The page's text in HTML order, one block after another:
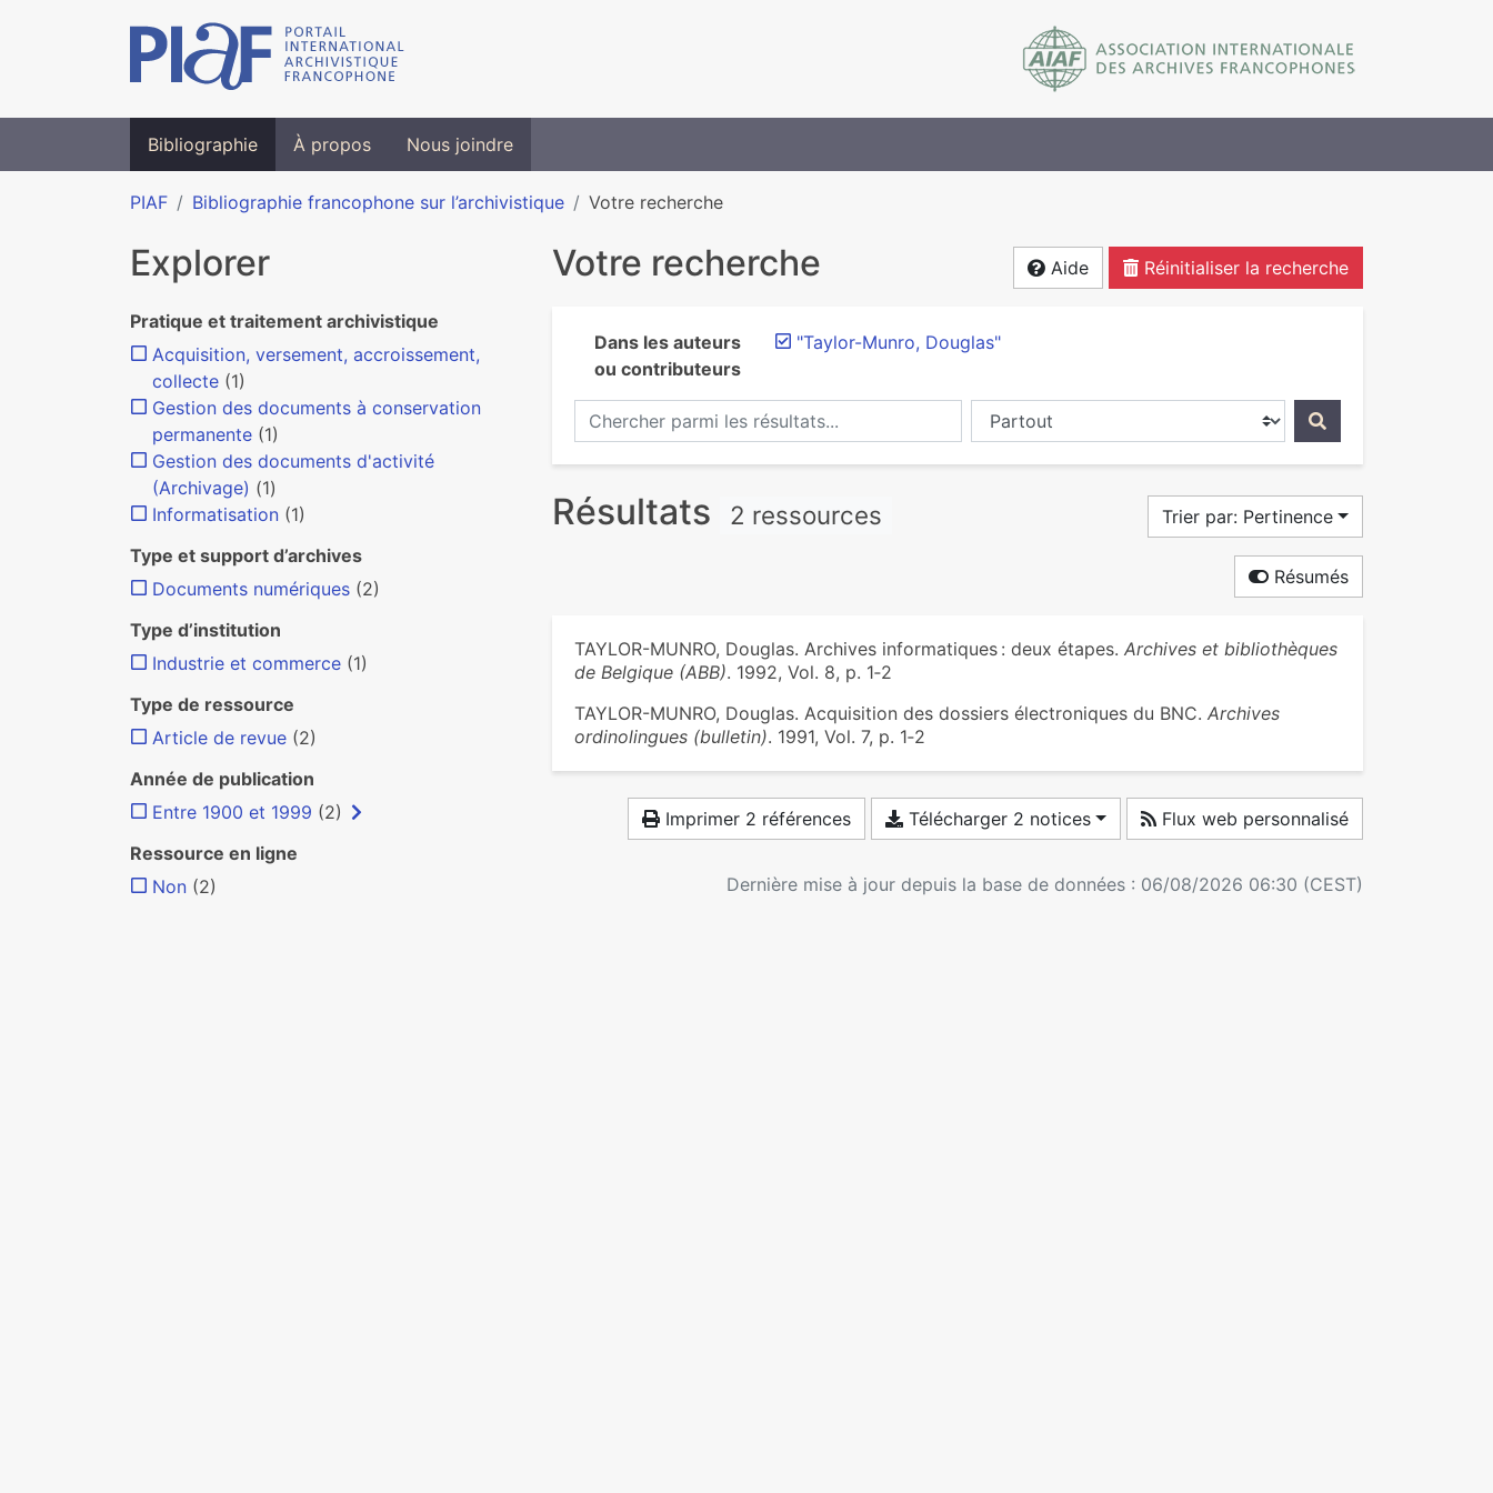
Bibliographie À propos Nous joindre
PIAF Bibliographie francophone sur l’archivistique Votre recherche
Votre recherche Aide Réinitialiser la recherche
Dans les auteurs
ou contributeurs
"Taylor-Munro, Douglas"
Chercher parmi les résultats... Chercher dans...
Résultats 2 ressources Trier par: Pertinence
Résumés
TAYLOR-MUNRO, Douglas. Archives informatiques : deux étapes. Archives et bibliothèques
de Belgique (ABB). 1992, Vol. 8, p. 1‑2
TAYLOR-MUNRO, Douglas. Acquisition des dossiers électroniques du BNC. Archives
ordinolingues (bulletin). 1991, Vol. 7, p. 1‑2
Imprimer 2 références Télécharger 2 notices Flux web personnalisé
Dernière mise à jour depuis la base de données : 06/08/2026 06:30 (CEST)
Explorer
Pratique et traitement archivistique
Acquisition, versement, accroissement,
collecte (1)
Gestion des documents à conservation
permanente (1)
Gestion des documents d'activité
(Archivage) (1)
Informatisation (1)
Type et support d’archives
Documents numériques (2)
Type d’institution
Industrie et commerce (1)
Type de ressource
Article de revue (2)
Année de publication
Entre 1900 et 1999 (2)
Ressource en ligne
Non (2)